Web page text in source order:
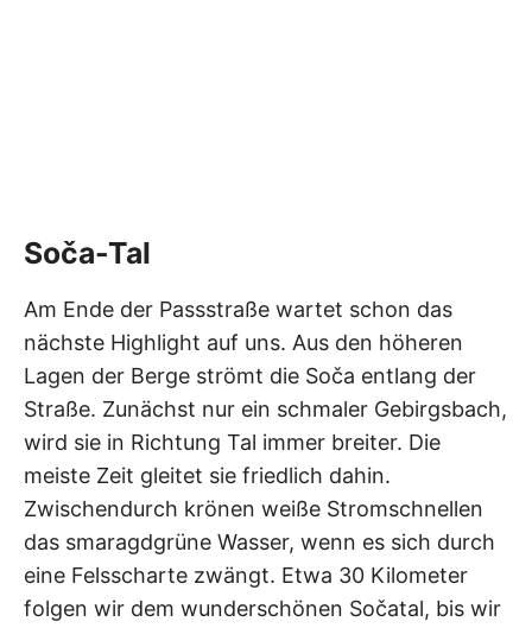
Soča-Tal
Am Ende der Passstraße wartet schon das
nächste Highlight auf uns. Aus den höheren
Lagen der Berge strömt die Soča entlang der
Straße. Zunächst nur ein schmaler Gebirgsbach,
wird sie in Richtung Tal immer breiter. Die
meiste Zeit gleitet sie friedlich dahin.
Zwischendurch krönen weiße Stromschnellen
das smaragdgrüne Wasser, wenn es sich durch
eine Felsscharte zwängt. Etwa 30 Kilometer
folgen wir dem wunderschönen Sočatal, bis wir